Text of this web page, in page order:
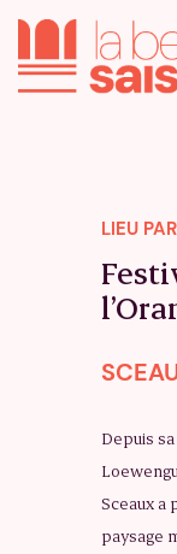
Les
Le
Qui
LIEU
Depuis
Sceaux a
paysage